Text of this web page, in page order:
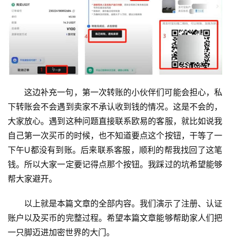
这边补充一句，第一次转账的小伙伴们可能会担心，私
下转账会不会遇到卖家不承认收到钱的情况。这是不会的，
大家放心。遇到这种问题直接联系欧易的客服，就比如说我
自己第一次买币的时候，也不知道要点这个按钮，干等了一
下午U都没有到账。后来联系客服，顺利的帮我找回了这笔
钱。所以大家一定要记得点那个按钮。我踩过的坑希望能够
帮大家避开。
以上就是本篇文章的全部内容。我们演示了注册、认证
账户以及买币的完整过程。希望本篇文章能够帮助家人们把
一只脚迈进加密世界的大门。